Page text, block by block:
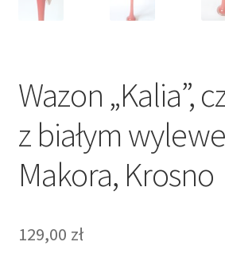
Wazon „Kalia”,
z białym
Makora, Krosno
129,00 zł